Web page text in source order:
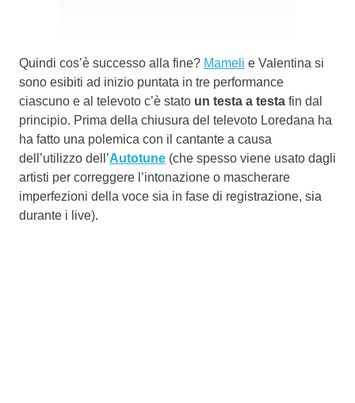
Quindi cos’è successo alla fine? Mameli e Valentina si
sono esibiti ad inizio puntata in tre performance
ciascuno e al televoto c’è stato un testa a testa fin dal
principio. Prima della chiusura del televoto Loredana ha
ha fatto una polemica con il cantante a causa
dell’utilizzo dell’Autotune (che spesso viene usato dagli
artisti per correggere l’intonazione o mascherare
imperfezioni della voce sia in fase di registrazione, sia
durante i live).